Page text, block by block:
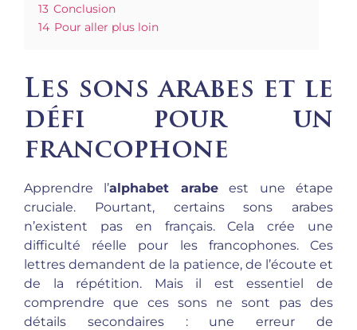
13 Conclusion
14 Pour aller plus loin
Les sons arabes et le
défi pour un
francophone
Apprendre l’alphabet arabeest une étape
cruciale. Pourtant, certains sons arabes
n’existent pas en français. Cela crée une
difficulté réelle pour les francophones. Ces
lettres demandent de la patience, de l’écoute et
de la répétition. Mais il est essentiel de
comprendre que ces sons ne sont pas des
détails secondaires : une erreur de